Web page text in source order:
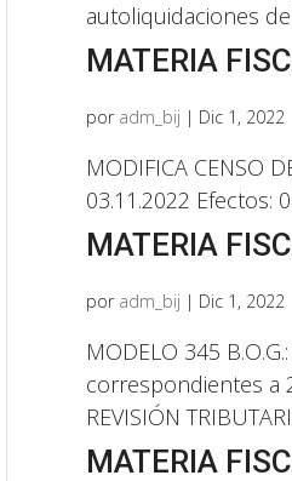
autoliquidaciones
MATERIA
por adm_bij | Dic 1, 2022
MODIFICA CENSO
03.11.2022 Efectos:
MATERIA
por adm_bij | Dic 1, 2022
MODELO 345
correspondientes a
REVISIÓN
MATERIA